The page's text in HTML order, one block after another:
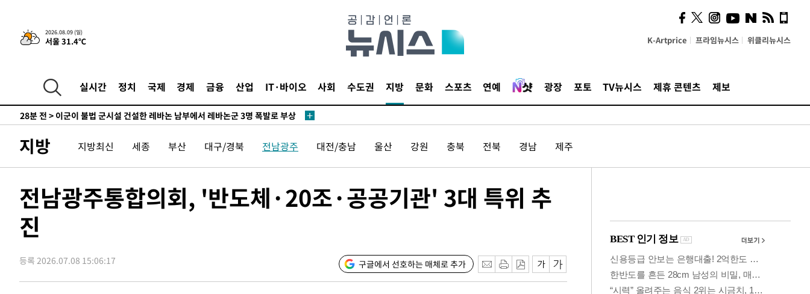
2026.08.09 (일)
서울 31.4℃ K-Artprice 프라임뉴시스 위클리뉴시스
실시간 정치 국제 경제 금융 산업 IT·바이오 사회 수도권 지방 문화 스포츠 연예 광장 포토 TV뉴시스 제휴 콘텐츠 제보
-22358초 전 >'2경기 연속 침묵' 손흥민, 톨루카전 68분만 뛰고 슈팅 0개
-21110초 전 >이강인, 오늘 서울서 AT마드리드 입단식…'전례 없는 특급대우'
-7463초 전 >
콜롬비아 신임 우파 대통령 취임 하루만에 차량폭탄 폭발 사건
-1057초 전 >
28분 전 > 이군이 불법 군시설 건설한 레바논 남부에서 레바논군 3명 폭발로 부상
1시간 전 >
美 국방부, 켄달 전 공군장관 보안허가 취소…“에어포스원 기밀정보, 언
1시간 전 >‘축구의 신’ 아르헨티나 축구 선수 메시의 부친 지병 별세
-27814초 전 >[속보]장은수, KLPGA 제주삼다수 역전 우승…데뷔 10년 차에 첫
정상
-23179초 전 >
-23106초 전 >
-21130초 전 >이강인, 오늘 서울서 AT마드리드 입단식…'전례 없는 특급대우'
-8012초 전 >'여긴 20도, 저긴 50도'…열화상 카메라로 본 폭염 저감시설 '온도
지방 지방최신 세종 부산 대구/경북 전남광주 대전/충남 울산 강원 충북 전북 경남 제주
전남광주통합의회, '반도체·20조·공공기관' 3대 특위 추
진
등록 2026.07.08 15:06:17 구글에서 선호하는 매체로 추가
사이 해답 찾았죠"…알을
깨고 나온 '초자아'